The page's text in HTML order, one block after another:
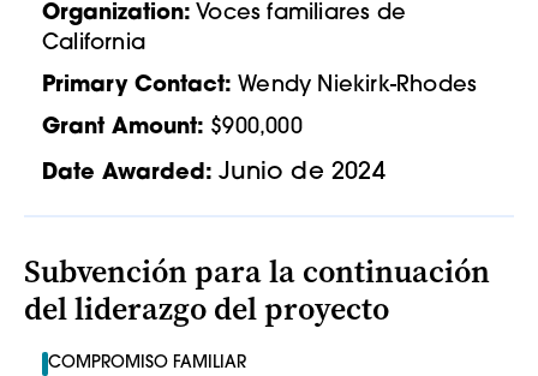
Organization: Voces familiares de
California
Primary Contact: Wendy Niekirk-Rhodes
Grant Amount: $900,000
Date Awarded: Junio de 2024
Subvención para la continuación
del liderazgo del proyecto
COMPROMISO FAMILIAR